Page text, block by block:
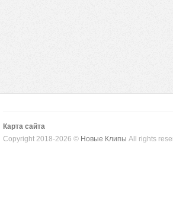
Карта сайта
Copyright 2018-2026 © Новые Клипы All rights